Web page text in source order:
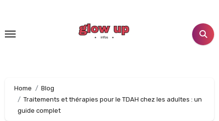
Home
Blog
Traitements et thérapies pour le TDAH chez les adultes : un
guide complet